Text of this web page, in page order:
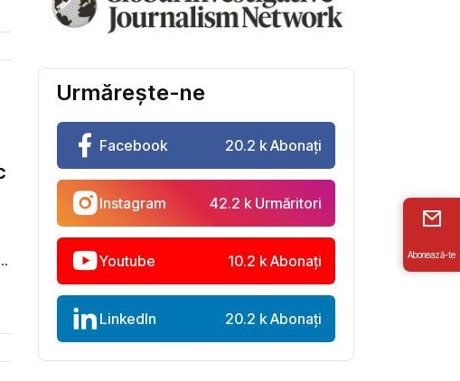
Urmărește-ne
Facebook 20.2 k Abonați
Instagram 42.2 k Urmăritori
Youtube 10.2 k Abonați
LinkedIn 20.2 k Abonați
Abonează-te